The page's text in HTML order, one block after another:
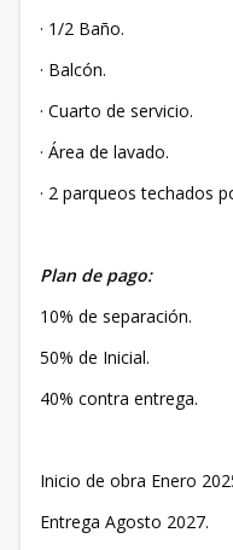
· 1/2 Baño.
· Balcón.
· Cuarto de servicio.
· Área de lavado.
· 2 parqueos techados
Plan de pago:
10% de separación.
50% de Inicial.
40% contra entrega.
Inicio de obra Enero
Entrega Agosto 2027.